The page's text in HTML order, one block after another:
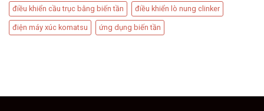
điều khiển cầu trục bằng biến tần điều khiển lò nung clinker
điện máy xúc komatsu ứng dụng biến tần